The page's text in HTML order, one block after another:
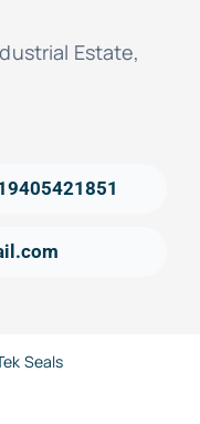
Estate,
Seals